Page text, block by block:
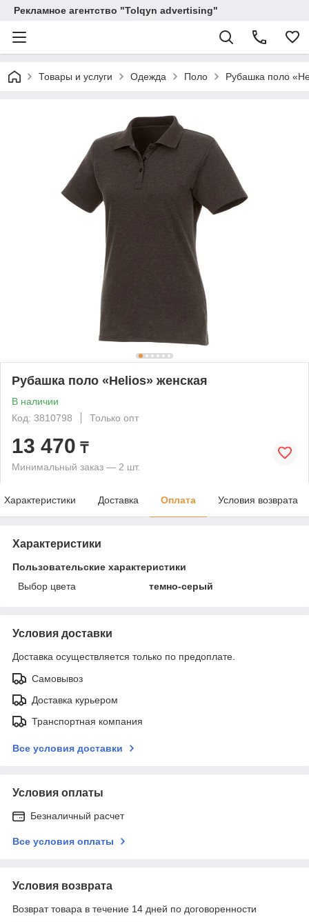
Рекламное агентство "Tolqyn advertising"
Товары и услуги Одежда Поло Рубашка поло
Рубашка поло «Helios» женская
В наличии
Код: 3810798
Только опт
13 470 ₸
Минимальный заказ — 2 шт.
Характеристики Доставка Оплата Условия возврата
Характеристики
Пользовательские характеристики
Выбор цвета
темно-серый
Условия доставки
Доставка осуществляется только по предоплате.
Самовывоз
Доставка курьером
Транспортная компания
Все условия доставки
Условия оплаты
Безналичный расчет
Все условия оплаты
Условия возврата
Возврат товара в течение 14 дней по договоренности